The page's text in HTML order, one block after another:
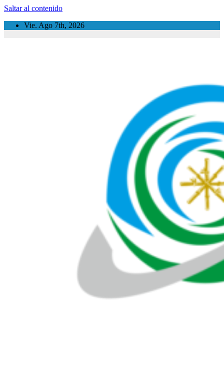
Saltar al contenido
Vie. Ago 7th, 2026